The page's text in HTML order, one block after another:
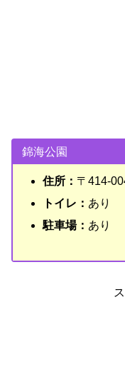
錦海公園
住所： 〒414-
トイレ： あり
駐車場： あり